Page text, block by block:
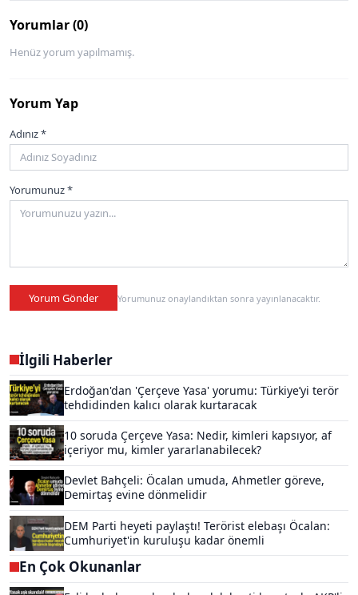
Yorumlar (0)
Henüz yorum yapılmamış.
Yorum Yap
Adınız *
Yorumunuz *
Yorum Gönder Yorumunuz onaylandıktan sonra yayınlanacaktır.
İlgili Haberler
Erdoğan'dan 'Çerçeve Yasa' yorumu: Türkiye’yi terör
tehdidinden kalıcı olarak kurtaracak
10 soruda Çerçeve Yasa: Nedir, kimleri kapsıyor, af
içeriyor mu, kimler yararlanabilecek?
Devlet Bahçeli: Öcalan umuda, Ahmetler göreve,
Demirtaş evine dönmelidir
DEM Parti heyeti paylaştı! Terörist elebaşı Öcalan:
Cumhuriyet'in kuruluşu kadar önemli
En Çok Okunanlar